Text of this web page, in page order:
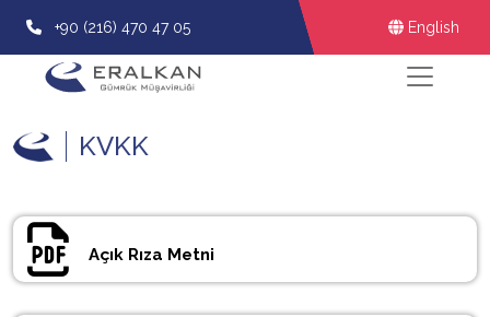
+90 (216) 470 47 05 English
KVKK
Açık Rıza Metni